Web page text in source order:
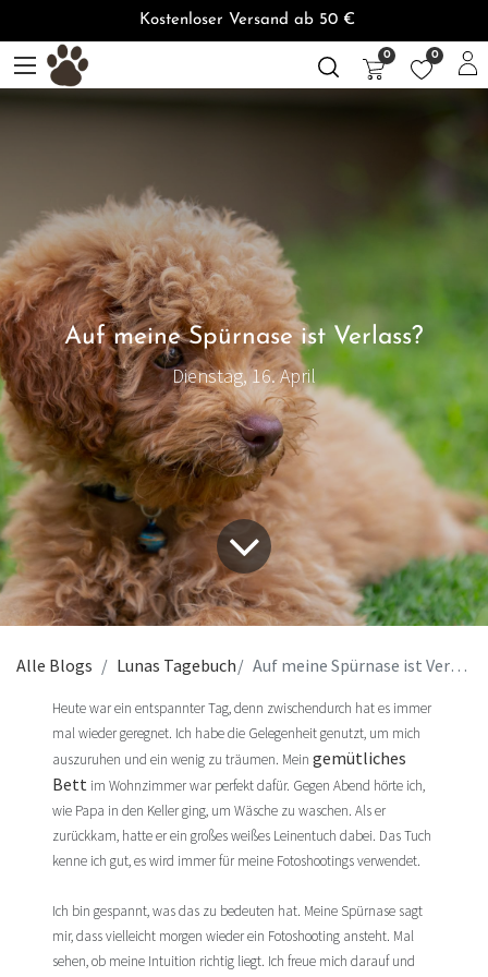
Kostenloser Versand ab 50 €
0 0
Auf meine Spürnase ist Verlass?
Dienstag, 16. April
Alle Blogs Lunas Tagebuch Auf meine Spürnase ist Verlass?
Heute war ein entspannter Tag, denn zwischendurch hat es immer
mal wieder geregnet. Ich habe die Gelegenheit genutzt, um mich
auszuruhen und ein wenig zu träumen. Mein ​ gemütliches
Bett im Wohnzimmer war perfekt dafür. Gegen Abend hörte ich,
wie Papa in den Keller ging, um Wäsche zu waschen. Als er
zurückkam, hatte er ein großes weißes Leinentuch dabei. Das Tuch
kenne ich gut, es wird immer für meine Fotoshootings verwendet.
Ich bin gespannt, was das zu bedeuten hat. Meine Spürnase sagt
mir, dass vielleicht morgen wieder ein Fotoshooting ansteht. Mal
sehen, ob meine Intuition richtig liegt. Ich freue mich darauf und